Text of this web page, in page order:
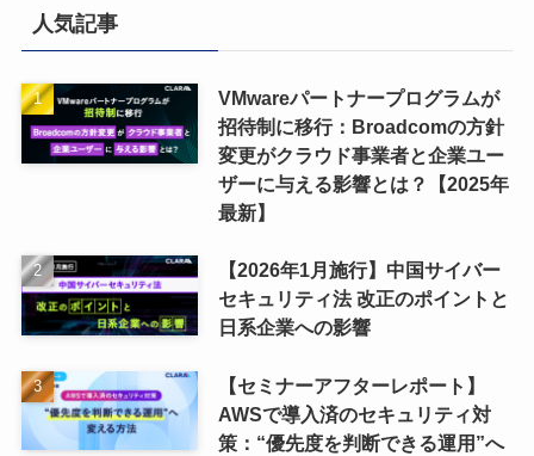
人気記事
VMwareパートナープログラムが
招待制に移行：Broadcomの方針
変更がクラウド事業者と企業ユー
ザーに与える影響とは？【2025年
最新】
【2026年1月施行】中国サイバー
セキュリティ法 改正のポイントと
日系企業への影響
【セミナーアフターレポート】
AWSで導入済のセキュリティ対
策：“優先度を判断できる運用”へ